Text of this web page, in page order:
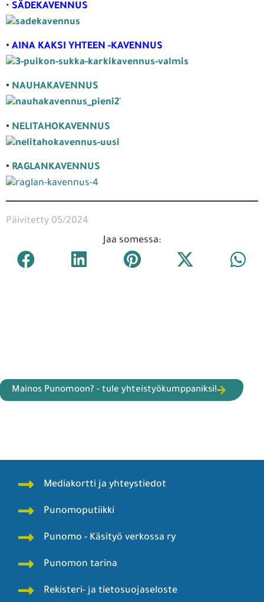
• SÄDEKAVENNUS
• AINA KAKSI YHTEEN -KAVENNUS
• NAUHAKAVENNUS
'
• NELITAHOKAVENNUS
• RAGLANKAVENNUS
Päivitetty 05/2024
Jaa somessa:
Mainos Punomoon? - tule yhteistyökumppaniksi!
Mediakortti ja yhteystiedot
Punomoputiikki
Punomo - Käsityö verkossa ry
Punomon tarina
Rekisteri- ja tietosuojaseloste